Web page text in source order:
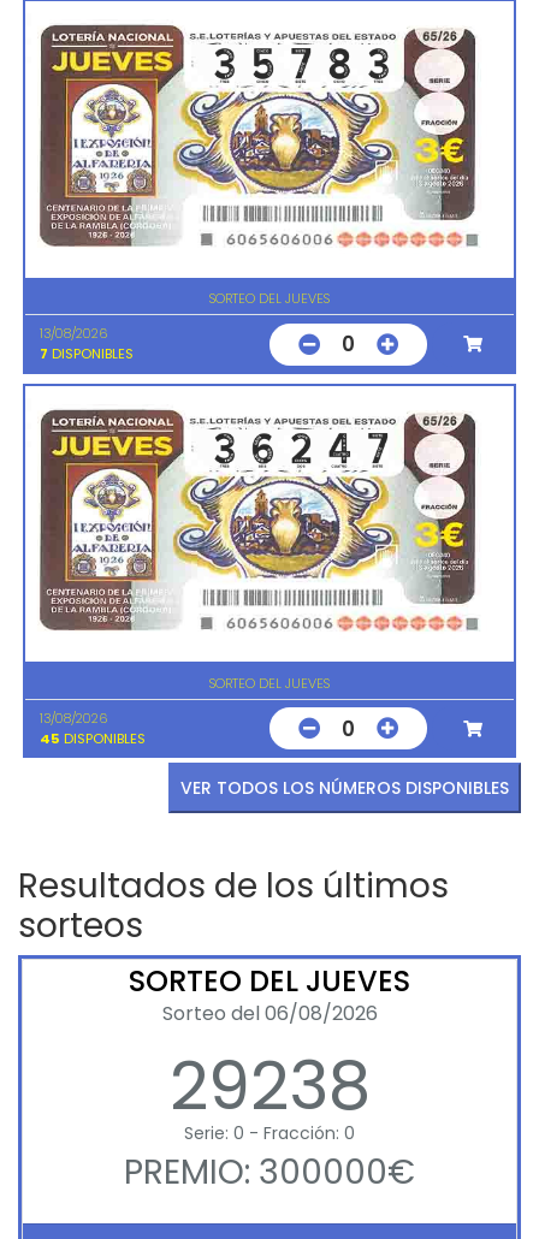
SORTEO DEL JUEVES
13/08/2026
7 DISPONIBLES 0
SORTEO DEL JUEVES
13/08/2026
45 DISPONIBLES 0
VER TODOS LOS NÚMEROS DISPONIBLES
Resultados de los últimos
sorteos
SORTEO DEL JUEVES
Sorteo del 06/08/2026
29238
Serie: 0 - Fracción: 0
PREMIO: 300000€